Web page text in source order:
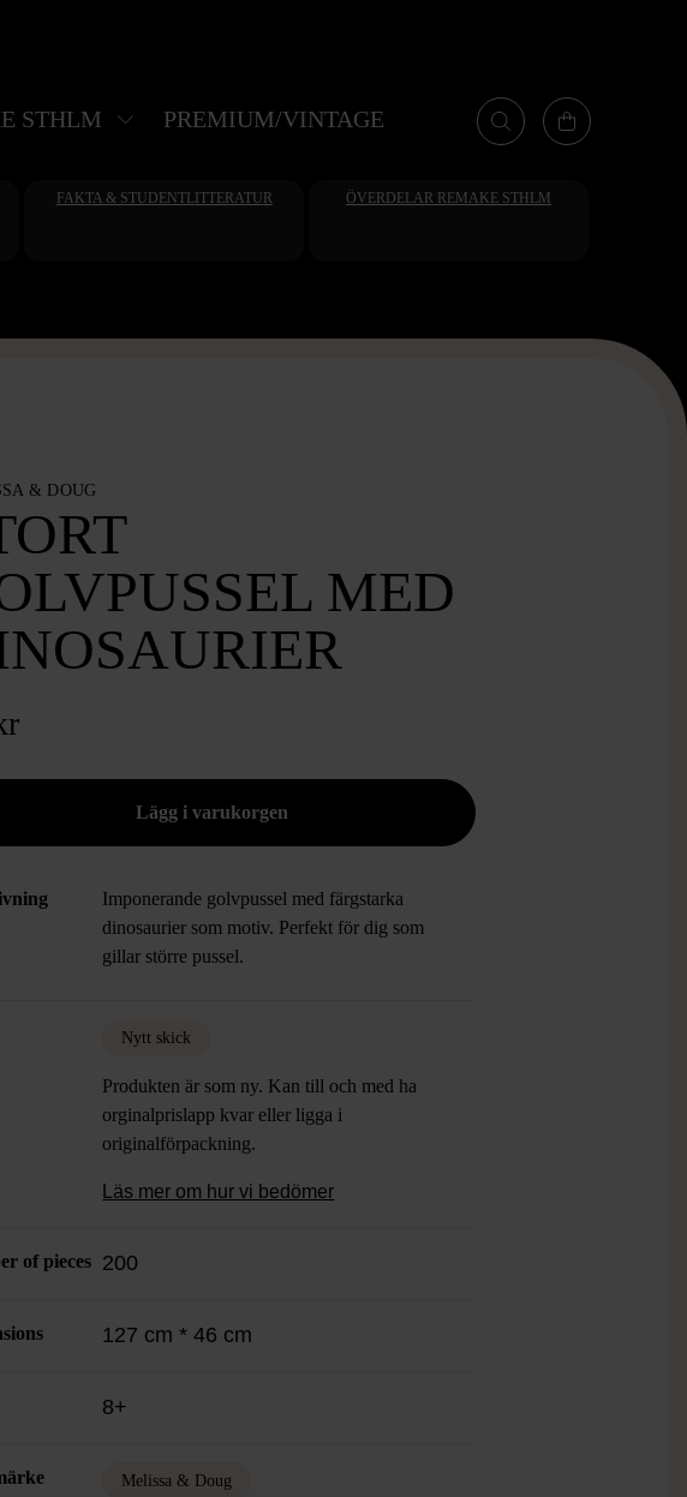
STHLM PREMIUM/VINTAGE
FAKTA & STUDENTLITTERATUR ÖVERDELAR REMAKE STHLM
& DOUG
MED
Imponerande golvpussel med färgstarka
dinosaurier som motiv. Perfekt för dig som
gillar större pussel.
Nytt skick
Produkten är som ny. Kan till och med ha
orginalprislapp kvar eller ligga i
originalförpackning.
Läs mer om hur vi bedömer
of pieces 200
127 cm * 46 cm
8+
Melissa & Doug